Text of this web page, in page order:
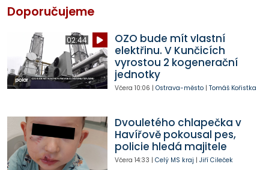
Doporučujeme
02:44
OZO bude mít vlastní
elektřinu. V Kunčicích
vyrostou 2 kogenerační
jednotky
Včera 10:06 | Ostrava-město| Tomáš Kořistka
Dvouletého chlapečka v
Havířově pokousal pes,
policie hledá majitele
Včera 14:33 | Celý MS kraj | Jiří Cileček